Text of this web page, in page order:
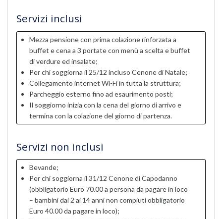
Servizi inclusi
Mezza pensione con prima colazione rinforzata a
buffet e cena a 3 portate con menù a scelta e buffet
di verdure ed insalate;
Per chi soggiorna il 25/12 incluso Cenone di Natale;
Collegamento internet Wi-Fi in tutta la struttura;
Parcheggio esterno fino ad esaurimento posti;
Il soggiorno inizia con la cena del giorno di arrivo e
termina con la colazione del giorno di partenza.
Servizi non inclusi
Bevande;
Per chi soggiorna il 31/12 Cenone di Capodanno
(obbligatorio Euro 70.00 a persona da pagare in loco
– bambini dai 2 ai 14 anni non compiuti obbligatorio
Euro 40.00 da pagare in loco);